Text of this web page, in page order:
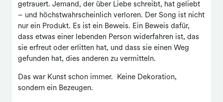
getrauert. Jemand, der über Liebe schreibt, hat geliebt
– und höchstwahrscheinlich verloren. Der Song ist nicht
nur ein Produkt. Es ist ein Beweis. Ein Beweis dafür,
dass etwas einer lebenden Person widerfahren ist, das
sie erfreut oder erlitten hat, und dass sie einen Weg
gefunden hat, dies anderen zu vermitteln.
Das war Kunst schon immer. Keine Dekoration,
sondern ein Bezeugen.